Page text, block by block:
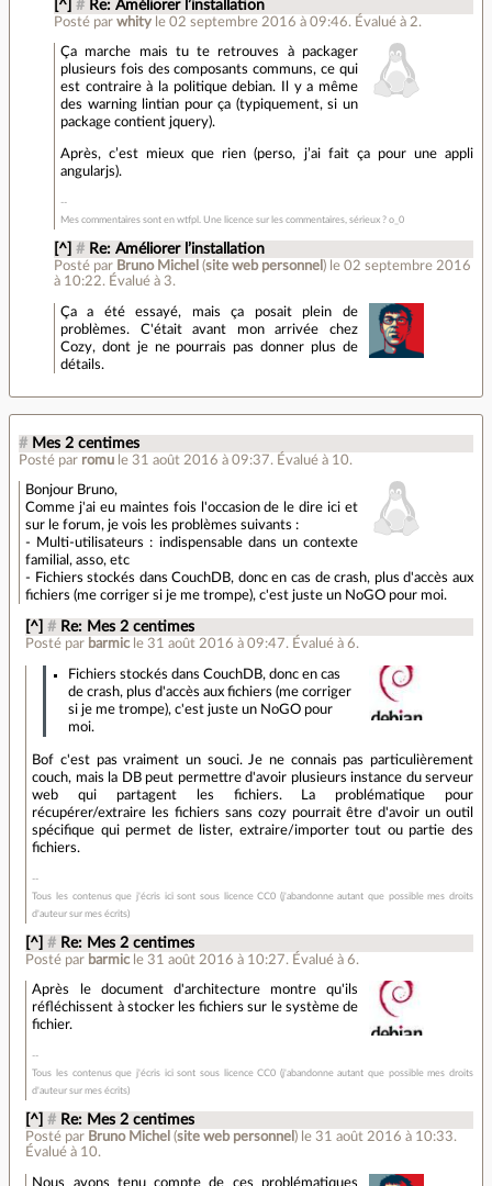
[^] # Re: Améliorer l’installation
Posté par whity le 02 septembre 2016 à 09:46. Évalué à 2.
Ça marche mais tu te retrouves à packager
plusieurs fois des composants communs, ce qui
est contraire à la politique debian. Il y a même
des warning lintian pour ça (typiquement, si un
package contient jquery).
Après, c’est mieux que rien (perso, j’ai fait ça pour une appli
angularjs).
Mes commentaires sont en wtfpl. Une licence sur les commentaires, sérieux ? o_0
[^] # Re: Améliorer l’installation
Posté par Bruno Michel (site web personnel ) le 02 septembre 2016
à 10:22. Évalué à 3.
Ça a été essayé, mais ça posait plein de
problèmes. C'était avant mon arrivée chez
Cozy, dont je ne pourrais pas donner plus de
détails.
# Mes 2 centimes
Posté par romu le 31 août 2016 à 09:37. Évalué à 10.
Bonjour Bruno,
Comme j'ai eu maintes fois l'occasion de le dire ici et
sur le forum, je vois les problèmes suivants :
- Multi-utilisateurs : indispensable dans un contexte
familial, asso, etc
- Fichiers stockés dans CouchDB, donc en cas de crash, plus d'accès aux
fichiers (me corriger si je me trompe), c'est juste un NoGO pour moi.
[^] # Re: Mes 2 centimes
Posté par barmic le 31 août 2016 à 09:47. Évalué à6.
Fichiers stockés dans CouchDB, donc en cas
de crash, plus d'accès aux fichiers (me corriger
si je me trompe), c'est juste un NoGO pour
moi.
Bof c'est pas vraiment un souci. Je ne connais pas particulièrement
couch, mais la DB peut permettre d'avoir plusieurs instance du serveur
web qui partagent les fichiers. La problématique pour
récupérer/extraire les fichiers sans cozy pourrait être d'avoir un outil
spécifique qui permet de lister, extraire/importer tout ou partie des
fichiers.
Tous les contenus que j'écris ici sont sous licence CC0 (j'abandonne autant que possible mes droits
d'auteur sur mes écrits)
[^] # Re: Mes 2 centimes
Posté par barmic le 31 août 2016 à 10:27. Évalué à6.
Après le document d'architecture montre qu'ils
réfléchissent à stocker les fichiers sur le système de
fichier.
Tous les contenus que j'écris ici sont sous licence CC0 (j'abandonne autant que possible mes droits
d'auteur sur mes écrits)
[^] # Re: Mes 2 centimes
Posté par Bruno Michel (site web personnel ) le 31 août 2016 à 10:33.
Évalué à 10.
Nous avons tenu compte de ces problématiques